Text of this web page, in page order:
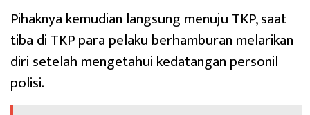
Pihaknya kemudian langsung menuju TKP, saat
tiba di TKP para pelaku berhamburan melarikan
diri setelah mengetahui kedatangan personil
polisi.